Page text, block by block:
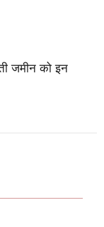
जमीन को इन